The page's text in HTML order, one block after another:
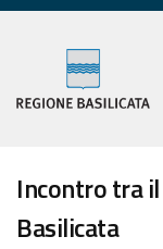
Incontro tra
Basilicata